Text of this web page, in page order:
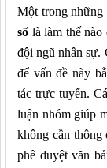
Một trong những
số là làm thế
đội ngũ nhân sự.
để vấn đề này
tác trực tuyến.
luận nhóm giúp
không cần thông
phê duyệt văn